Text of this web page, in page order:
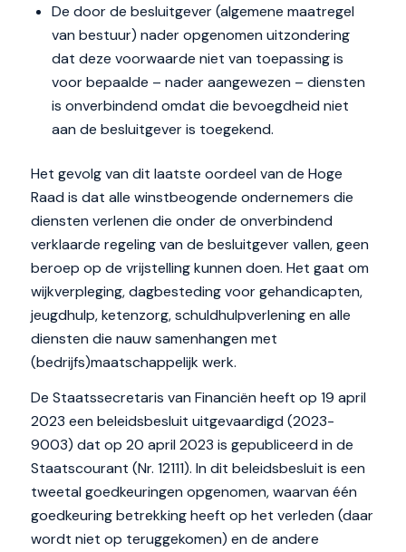
De door de besluitgever (algemene maatregel
van bestuur) nader opgenomen uitzondering
dat deze voorwaarde niet van toepassing is
voor bepaalde – nader aangewezen – diensten
is onverbindend omdat die bevoegdheid niet
aan de besluitgever is toegekend.
Het gevolg van dit laatste oordeel van de Hoge
Raad is dat alle winstbeogende ondernemers die
diensten verlenen die onder de onverbindend
verklaarde regeling van de besluitgever vallen, geen
beroep op de vrijstelling kunnen doen. Het gaat om
wijkverpleging, dagbesteding voor gehandicapten,
jeugdhulp, ketenzorg, schuldhulpverlening en alle
diensten die nauw samenhangen met
(bedrijfs)maatschappelijk werk.
De Staatssecretaris van Financiën heeft op 19 april
2023 een beleidsbesluit uitgevaardigd (2023-
9003) dat op 20 april 2023 is gepubliceerd in de
Staatscourant (Nr. 12111). In dit beleidsbesluit is een
tweetal goedkeuringen opgenomen, waarvan één
goedkeuring betrekking heeft op het verleden (daar
wordt niet op teruggekomen) en de andere